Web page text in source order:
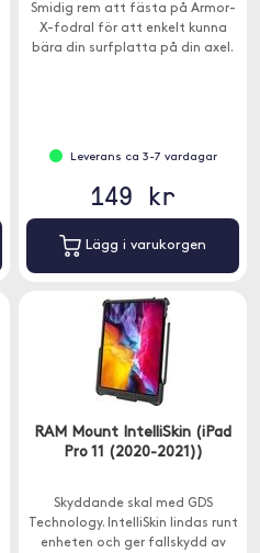
Smidig rem att fästa på Armor-
X-fodral för att enkelt kunna
bära din surfplatta på din axel.
Leverans ca 3-7 vardagar
149 kr
Lägg i varukorgen
RAM Mount IntelliSkin (iPad
Pro 11 (2020-2021))
Skyddande skal med GDS
Technology. IntelliSkin lindas runt
enheten och ger fallskydd av